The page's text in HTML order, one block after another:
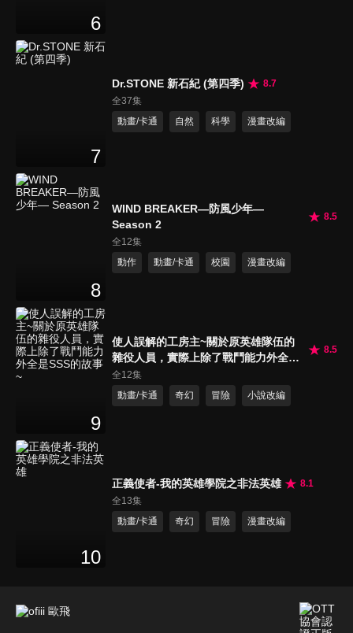
6
7
Dr.STONE 新石紀 (第四季)
8.7
全37集
動畫/卡通
自然 科學 漫畫改編
8
WIND BREAKER—防風少年—
Season 2
8.5
全12集
動作
動畫/卡通 校園 漫畫改編
9
使人誤解的工房主~關於原英雄隊伍的
雜役人員，實際上除了戰鬥能力外全是
SSS的故事~
8.5
全12集
動畫/卡通
奇幻 冒險 小說改編
10
正義使者-我的英雄學院之非法英雄
8.1
全13集
動畫/卡通
奇幻 冒險 漫畫改編